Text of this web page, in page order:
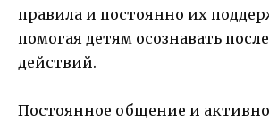
правила и постоянно их
помогая детям осознавать
действий.
Постоянное общение и